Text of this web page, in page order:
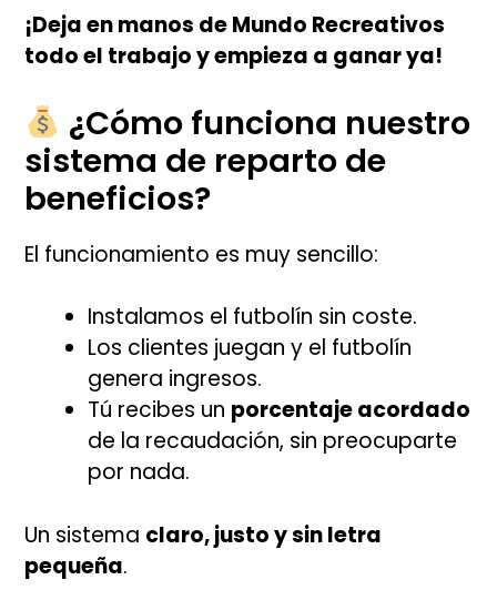
¡Deja en manos de Mundo Recreativos
todo el trabajo y empieza a ganar ya!
¿Cómo funciona nuestro
sistema de reparto de
beneficios?
El funcionamiento es muy sencillo:
Instalamos el futbolín sin coste.
Los clientes juegan y el futbolín
genera ingresos.
Tú recibes un porcentaje acordado
de la recaudación, sin preocuparte
por nada.
Un sistema claro, justo y sin letra
pequeña.